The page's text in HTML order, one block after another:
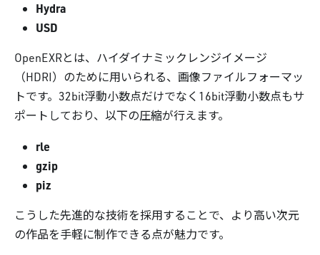
Hydra
USD
OpenEXRとは、ハイダイナミックレンジイメージ
（HDRI）のために用いられる、画像ファイルフォーマッ
トです。32bit浮動小数点だけでなく16bit浮動小数点もサ
ポートしており、以下の圧縮が行えます。
rle
gzip
piz
こうした先進的な技術を採用することで、より高い次元
の作品を手軽に制作できる点が魅力です。